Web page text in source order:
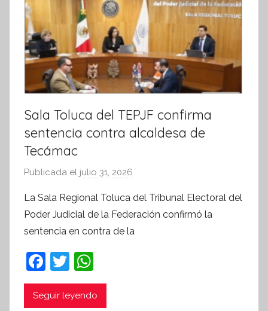
m
a
t
i
v
a
Sala Toluca del TEPJF confirma
sentencia contra alcaldesa de
Tecámac
Publicada el julio 31, 2026
r
S
í
La Sala Regional Toluca del Tribunal Electoral del
Poder Judicial de la Federación confirmó la
sentencia en contra de la
F
a
c
T
w
itt
h
at
Seguir leyendo